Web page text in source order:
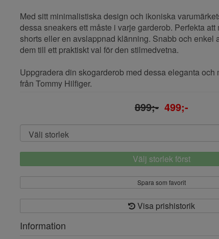
Med sitt minimalistiska design och ikoniska
dessa sneakers ett måste i varje garderob. Perfekta att
shorts eller en avslappnad klänning. Snabb och enkel
dem till ett praktiskt val för den stilmedvetna.
Uppgradera din skogarderob med dessa eleganta
från Tommy Hilfiger.
899;- 499;-
Välj storlek först
Spara som favorit
Visa prishistorik
Information